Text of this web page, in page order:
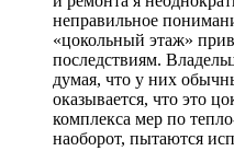
неправильное
«цокольный этаж»
последствиям.
думая, что у них
оказывается, что это
комплекса мер по
наоборот, пытаются